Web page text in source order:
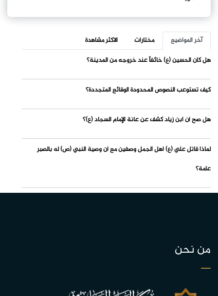
آخر المواضيع مختارات
الاكثر مشاهدة
هل كان الحسين (ع) خائفاً عند خروجه من المدينة؟
كيف تستوعب النصوص المحدودة الوقائع المتجددة؟
هل صح أن ابن زياد كشف عن عانة الإمام السجاد (ع)؟
لماذا قاتل علي (ع) أهل الجمل وصفين مع أن وصية النبي (ص) له بالصبر
عامة؟
من نحن